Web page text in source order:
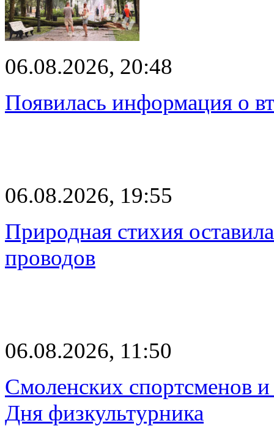
06.08.2026, 20:48
Появилась информация о
06.08.2026, 19:55
Природная стихия
проводов
06.08.2026, 11:50
Смоленских спортсменов
Дня физкультурника